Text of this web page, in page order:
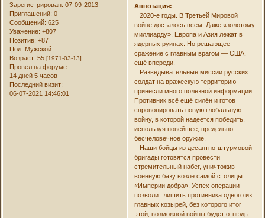
Зарегистрирован: 07-09-2013
Приглашений: 0
Сообщений: 625
Уважение: +807
Позитив: +87
Пол: Мужской
Возраст: 55[1971-03-13]
Провел на форуме:
14 дней 5 часов
Последний визит:
06-07-2021 14:46:01
Аннотация:
2020-е годы. В Третьей Мировой
войне досталось всем. Даже «золотому
миллиарду». Европа и Азия лежат в
ядерных руинах. Но решающее
сражение с главным врагом — США,
ещё впереди.
Разведывательные миссии русских
солдат на вражескую территорию
принесли много полезной информации.
Противник всё ещё силён и готов
спровоцировать новую глобальную
войну, в которой надеется победить,
используя новейшее, предельно
бесчеловечное оружие.
Наши бойцы из десантно-штурмовой
бригады готовятся провести
стремительный набег, уничтожив
военную базу возле самой столицы
«Империи добра». Успех операции
позволит лишить противника одного из
главных козырей, без которого итог
этой, возможной войны будет отнюдь